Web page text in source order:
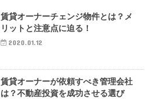
賃貸オーナーチェンジ物件とは？メ
リットと注意点に迫る！
2020.01.12
賃貸オーナーが依頼すべき管理会社
は？不動産投資を成功させる選び